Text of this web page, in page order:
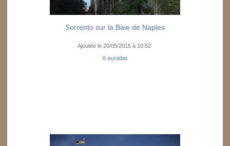
Sorrento sur la Baie de Naples
Ajoutée le 20/05/2015 à 10:52
© euratlas